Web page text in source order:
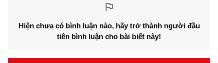
Hiện chưa có bình luận nào, hãy trở thành người đầu
tiên bình luận cho bài biết này!